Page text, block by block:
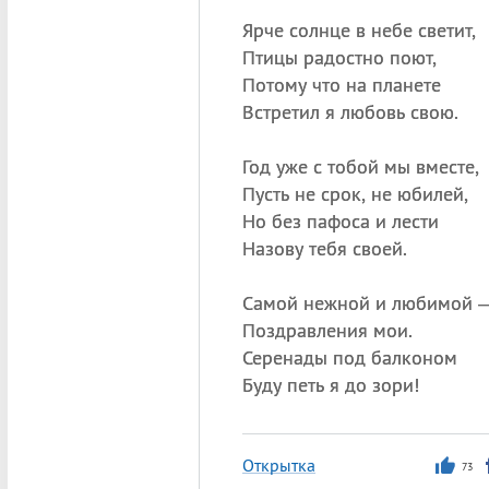
Ярче солнце в небе светит,
Птицы радостно поют,
Потому что на планете
Встретил я любовь свою.
Год уже с тобой мы вместе,
Пусть не срок, не юбилей,
Но без пафоса и лести
Назову тебя своей.
Самой нежной и любимой
Поздравления мои.
Серенады под балконом
Буду петь я до зори!
Открытка 73